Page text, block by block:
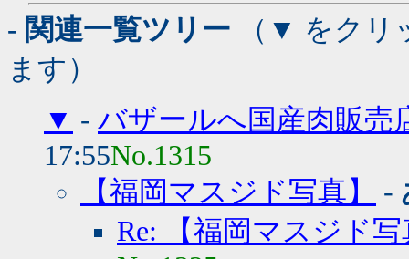
- 関連一覧ツリー （▼ をクリ
ます）
▼ - バザールへ国産肉販売
17:55No.1315
【福岡マスジド写真】
-
Re: 【福岡マスジド